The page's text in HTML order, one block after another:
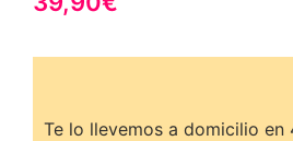
Te lo llevemos a domicilio en